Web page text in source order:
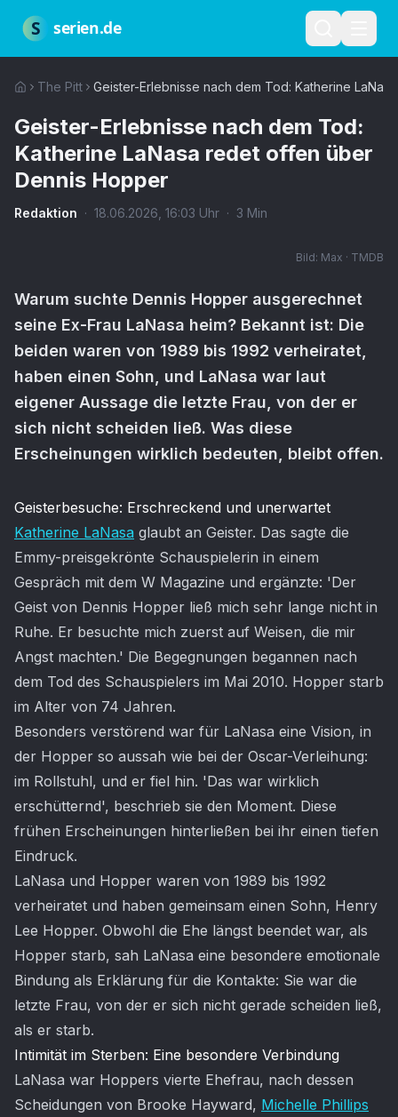
S serien.de
The Pitt Geister-Erlebnisse nach dem Tod: Katherine
Geister-Erlebnisse nach dem Tod:
Katherine LaNasa redet offen über
Dennis Hopper
Redaktion · 18.06.2026 16:03 Uhr · 3 Min
Bild: Max · TMDB
Warum suchte Dennis Hopper ausgerechnet
seine Ex-Frau LaNasa heim? Bekannt ist: Die
beiden waren von 1989 bis 1992 verheiratet,
haben einen Sohn, und LaNasa war laut
eigener Aussage die letzte Frau, von der er
sich nicht scheiden ließ. Was diese
Erscheinungen wirklich bedeuten, bleibt offen.
Artikel-Inhalt
Geisterbesuche: Erschreckend und unerwartet
Katherine LaNasa glaubt an Geister. Das sagte die
Emmy-preisgekrönte Schauspielerin in einem
Gespräch mit dem W Magazine und ergänzte: 'Der
Geist von Dennis Hopper ließ mich sehr lange nicht in
Ruhe. Er besuchte mich zuerst auf Weisen, die mir
Angst machten.' Die Begegnungen begannen nach
dem Tod des Schauspielers im Mai 2010. Hopper starb
im Alter von 74 Jahren.
Besonders verstörend war für LaNasa eine Vision, in
der Hopper so aussah wie bei der Oscar-Verleihung:
im Rollstuhl, und er fiel hin. 'Das war wirklich
erschütternd', beschrieb sie den Moment. Diese
frühen Erscheinungen hinterließen bei ihr einen tiefen
Eindruck.
LaNasa und Hopper waren von 1989 bis 1992
verheiratet und haben gemeinsam einen Sohn, Henry
Lee Hopper. Obwohl die Ehe längst beendet war, als
Hopper starb, sah LaNasa eine besondere emotionale
Bindung als Erklärung für die Kontakte: Sie war die
letzte Frau, von der er sich nicht gerade scheiden ließ,
als er starb.
Intimität im Sterben: Eine besondere Verbindung
LaNasa war Hoppers vierte Ehefrau, nach dessen
Scheidungen von Brooke Hayward, Michelle Phillips
Nutzungsbedingungen